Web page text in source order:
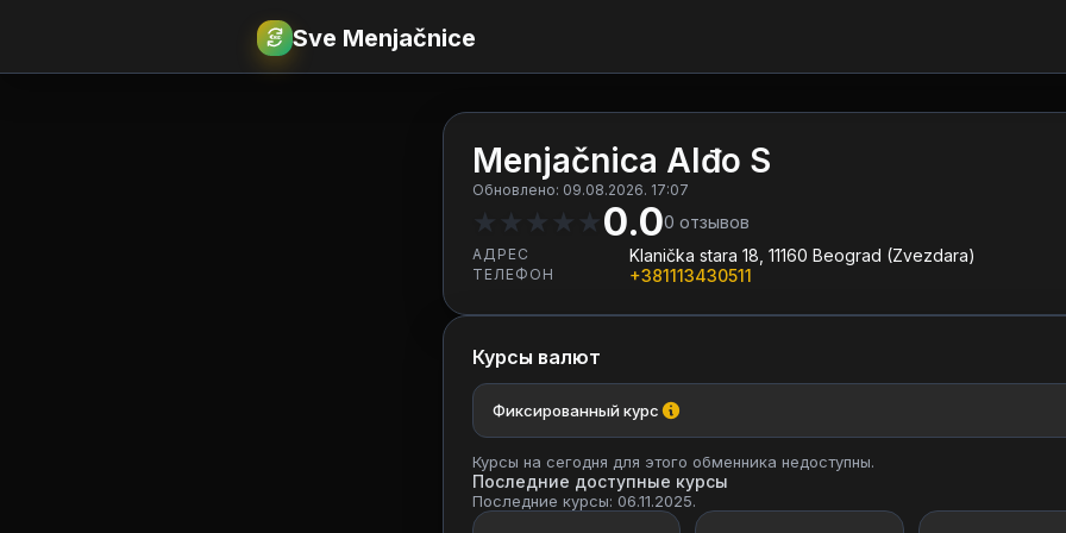
€RSD Sve Menjačnice
Menjačnica Alđo S
Обновлено: 09.08.2026. 17:07
★ ★ ★ ★ ★0.00 отзывов
АДРЕС Klanička stara 18, 11160 Beograd (Zvezdara)
ТЕЛЕФОН +381113430511
Курсы валют
Фиксированный курс
Курсы на сегодня для этого обменника недоступны.
Последние доступные курсы
Последние курсы: 06.11.2025.